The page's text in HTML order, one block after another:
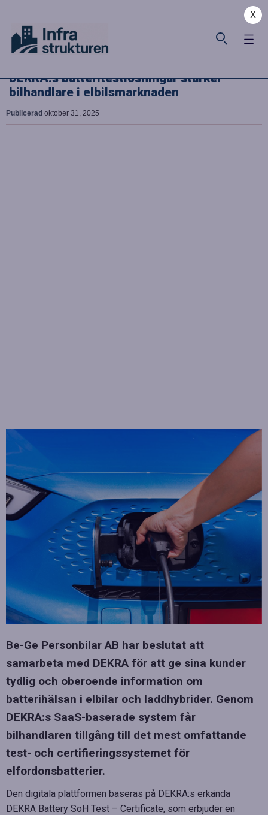
X
DEKRA:s batteritestlösningar stärker
bilhandlare i elbilsmarknaden
Publicerad oktober 31, 2025
Be-Ge Personbilar AB har beslutat att
samarbeta med DEKRA för att ge sina kunder
tydlig och oberoende information om
batterihälsan i elbilar och laddhybrider. Genom
DEKRA:s SaaS-baserade system får
bilhandlaren tillgång till det mest omfattande
test- och certifieringssystemet för
elfordonsbatterier.
Den digitala plattformen baseras på DEKRA:s erkända
DEKRA Battery SoH Test – Certificate, som erbjuder en